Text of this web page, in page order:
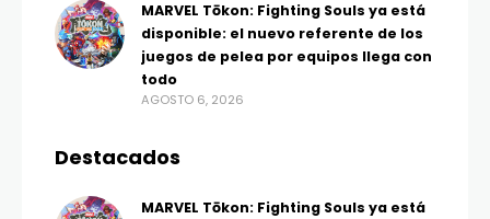
MARVEL Tōkon: Fighting Souls ya está
disponible: el nuevo referente de los
juegos de pelea por equipos llega con
todo
AGOSTO 6, 2026
Destacados
MARVEL Tōkon: Fighting Souls ya está